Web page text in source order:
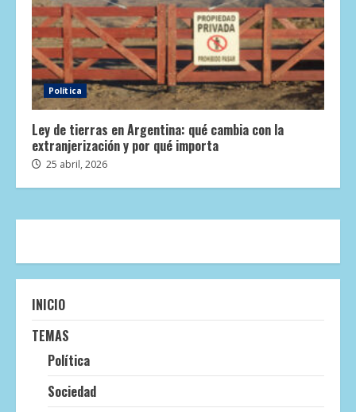
Política
Ley de tierras en Argentina: qué cambia con la
extranjerización y por qué importa
25 abril, 2026
INICIO
TEMAS
Política
Sociedad